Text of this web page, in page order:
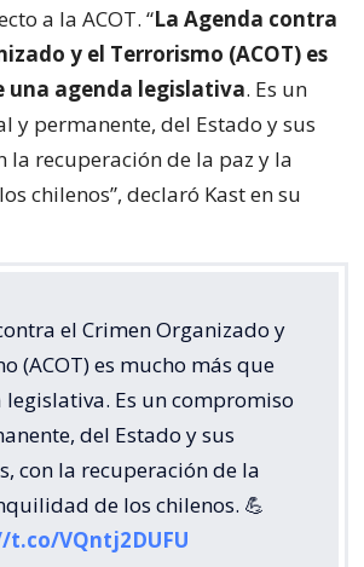
a la ACOT. “La Agenda contra
y el Terrorismo (ACOT) es
una agenda legislativa. Es un
y permanente, del Estado y sus
la recuperación de la paz y la
chilenos”, declaró Kast en su
el Crimen Organizado y
(ACOT) es mucho más que
legislativa. Es un compromiso
del Estado y sus
con la recuperación de la
de los chilenos. 💪
VQntj2DUFU